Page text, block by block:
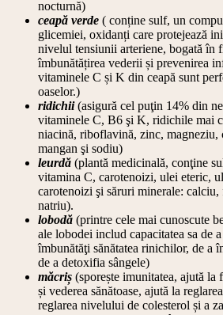
nocturnă)
ceapă verde ( conține sulf, un
glicemiei, oxidanți care protejează
nivelul tensiunii arteriene, bogată în
îmbunătățirea vederii și prevenirea
vitaminele C și K din ceapă sunt
oaselor.)
ridichii(asigură cel puţin 14% din
vitaminele C, B6 şi K, ridichile mai
niacină, riboflavină, zinc, magneziu,
mangan şi sodiu)
leurdă (plantă medicinală, conţine
vitamina C, carotenoizi, ulei eteric,
carotenoizi şi săruri minerale:
natriu).
lobodă (printre cele mai cunoscute
ale lobodei includ capacitatea sa de
îmbunătăţi sănătatea rinichilor, de a
de a detoxifia sângele)
măcriș (sporește imunitatea, ajută la
și vederea sănătoase, ajută la
reglarea nivelului de colesterol și a